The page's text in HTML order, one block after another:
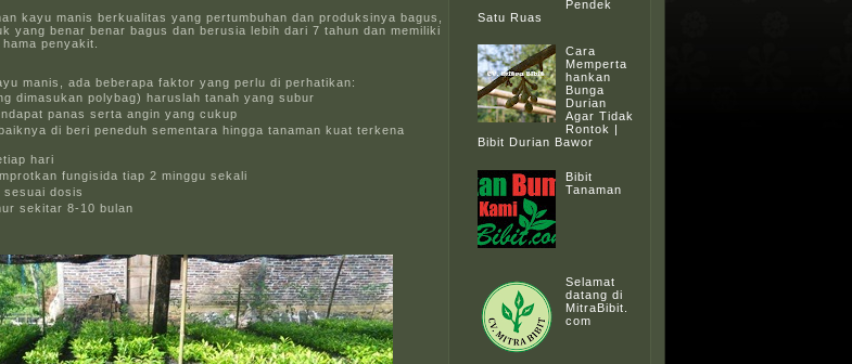
kayu manis berkualitas yang pertumbuhan dan produksinya bagus,
yang benar benar bagus dan berusia lebih dari 7 tahun dan memiliki
penyakit.
manis, ada beberapa faktor yang perlu di perhatikan:
dimasukan polybag) haruslah tanah yang subur
panas serta angin yang cukup
di beri peneduh sementara hingga tanaman kuat terkena
hari
fungisida tiap 2 minggu sekali
sesuai dosis
sekitar 8-10 bulan
Pendek
Satu Ruas
Cara
Memperta
hankan
Bunga
Durian
Agar Tidak
Rontok |
Bibit Durian Bawor
Bibit
Tanaman
Selamat
datang di
MitraBibit.
com